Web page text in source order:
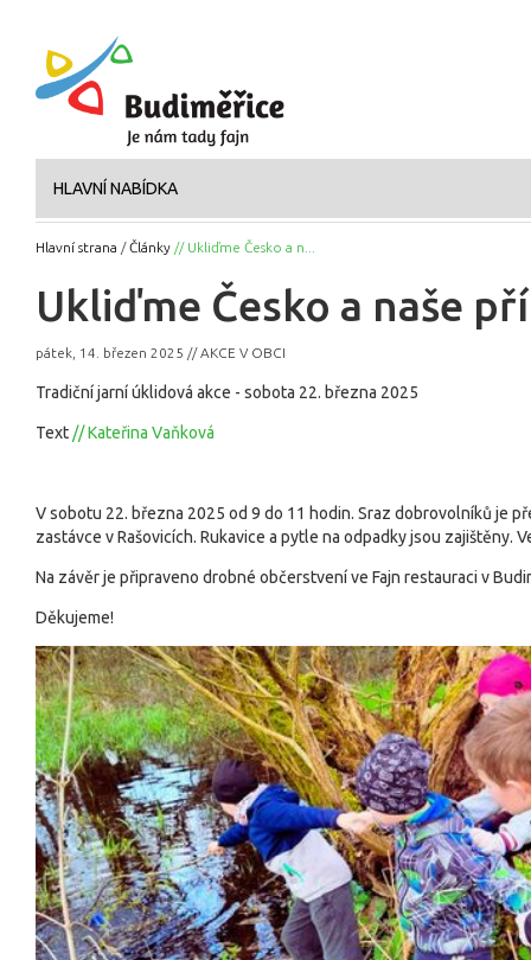
HLAVNÍ NABÍDKA
Hlavní strana /Články // Ukliďme Česko a n...
Ukliďme Česko a naše
pátek, 14. březen 2025 // AKCE V OBCI
Tradiční jarní úklidová akce - sobota 22. března 2025
Text// Kateřina Vaňková
V sobotu 22. března 2025 od 9 do 11 hodin. Sraz dobrovolníků je
zastávce v Rašovicích. Rukavice a pytle na odpadky jsou zajištěny.
Na závěr je připraveno drobné občerstvení ve Fajn restauraci v
Děkujeme!